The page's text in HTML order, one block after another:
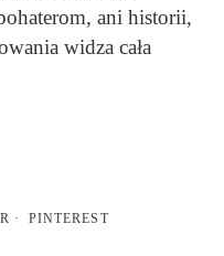
ani historii,
widza cała
PINTEREST